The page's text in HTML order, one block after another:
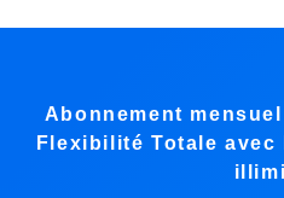
Abonnement
Flexibilité Totale